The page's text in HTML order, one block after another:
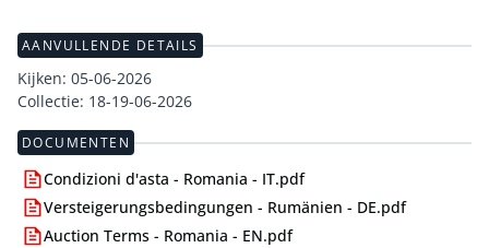
AANVULLENDE DETAILS
Kijken: 05-06-2026
Collectie: 18-19-06-2026
DOCUMENTEN
Condizioni d'asta - Romania - IT.pdf
Versteigerungsbedingungen - Rumänien - DE.pdf
Auction Terms - Romania - EN.pdf